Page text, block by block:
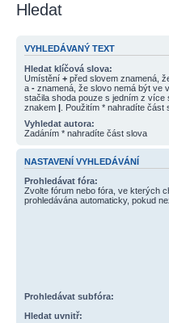
Hledat
VYHLEDÁVANÝ TEXT
Hledat klíčová slova:
Umístění + před slovem znamená,
a - znamená, že slovo nemá být ve
stačila shoda pouze s jedním z více
znakem | . Použitím * nahradíte část
Vyhledat autora:
Zadáním * nahradíte část slova
NASTAVENÍ VYHLEDÁVÁNÍ
Prohledávat fóra:
Zvolte fórum nebo fóra, ve kterých
prohledávána automaticky, pokud
Prohledávat subfóra:
Hledat uvnitř: